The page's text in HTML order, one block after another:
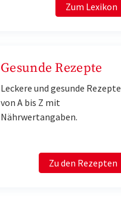
Zum Lexikon
Gesunde Rezepte
Leckere und gesunde Rezepte
von A bis Z mit
Nährwertangaben.
Zu den Rezepten